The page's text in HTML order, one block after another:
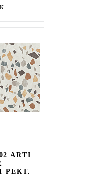
ARTI
РЕКТ.